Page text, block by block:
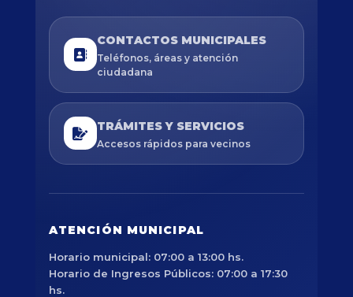
CONTACTOS MUNICIPALES
Teléfonos, áreas y atención
ciudadana
TRÁMITES Y SERVICIOS
Accesos rápidos para vecinos
ATENCIÓN MUNICIPAL
Horario municipal: 07:00 a 13:00 hs.
Horario de Ingresos Públicos: 07:00 a 17:30
hs.